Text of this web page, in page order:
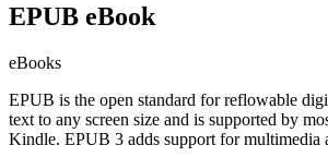
EPUB eBook
eBooks
EPUB is the open standard for reflowable
text to any screen size and is supported by
Kindle. EPUB 3 adds support for multimedia